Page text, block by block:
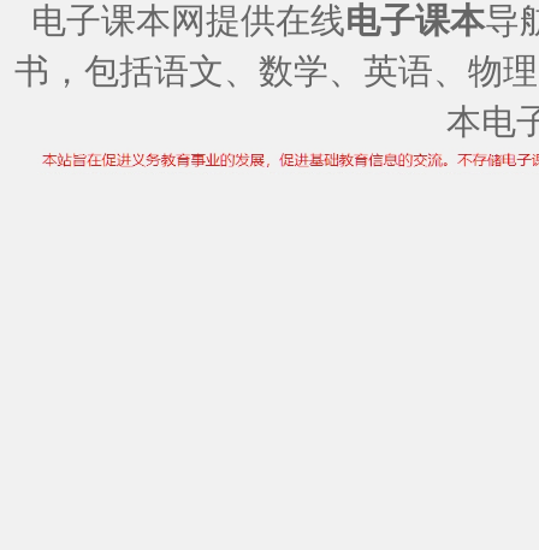
电子课本网提供在线电子课本导
书，包括语文、数学、英语、物
本电